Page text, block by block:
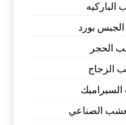
بورد
الحجر
الزجاج
الصناعي